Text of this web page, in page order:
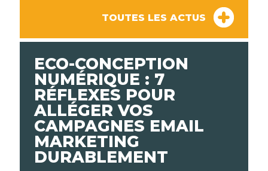
TOUTES LES ACTUS
ECO-CONCEPTION
NUMÉRIQUE : 7
RÉFLEXES POUR
ALLÉGER VOS
CAMPAGNES EMAIL
MARKETING
DURABLEMENT